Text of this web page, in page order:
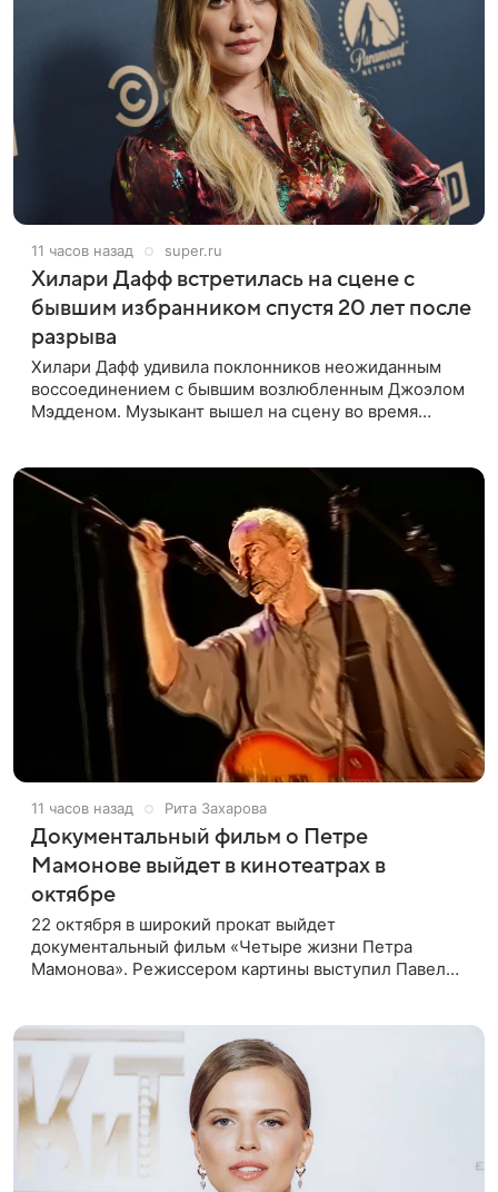
11 часов назад super.ru
Хилари Дафф встретилась на сцене с
бывшим избранником спустя 20 лет после
разрыва
Хилари Дафф удивила поклонников неожиданным
воссоединением с бывшим возлюбленным Джоэлом
Мэдденом. Музыкант вышел на сцену во время
11 часов назад Рита Захарова
Документальный фильм о Петре
Мамонове выйдет в кинотеатрах в
октябре
22 октября в широкий прокат выйдет
документальный фильм «Четыре жизни Петра
Мамонова». Режиссером картины выступил Павел